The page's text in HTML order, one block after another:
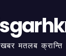
खबर मतलब क्रान्ति